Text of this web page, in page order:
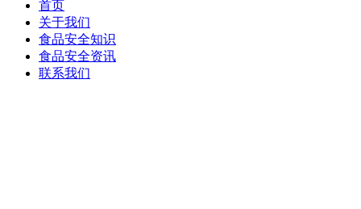
首页
关于我们
食品安全知识
食品安全资讯
联系我们